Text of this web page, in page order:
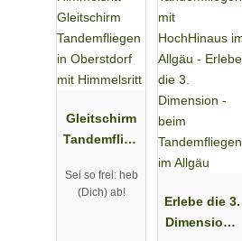
Gleitschirm
Tandemflieg
Oberstdorf
mit
Sei so frei: heb
(Dich) ab!
Erlebe die 3.
Dimension -